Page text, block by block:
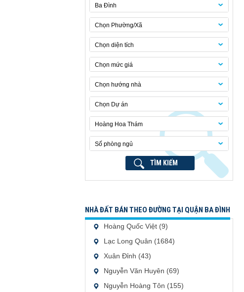
Ba Đình
Chọn Phường/Xã
Chọn diện tích
Chọn mức giá
Chọn hướng nhà
Chọn Dự án
Hoàng Hoa Thám
Số phòng ngủ
TÌM KIẾM
NHÀ ĐẤT BÁN THEO ĐƯỜNG TẠI QUẬN BA ĐÌNH
Hoàng Quốc Việt (9)
Lạc Long Quân (1684)
Xuân Đỉnh (43)
Nguyễn Văn Huyên (69)
Nguyễn Hoàng Tôn (155)